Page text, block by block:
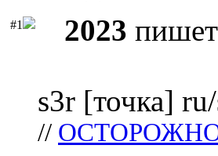
#1 2023
s3r [точка]
//